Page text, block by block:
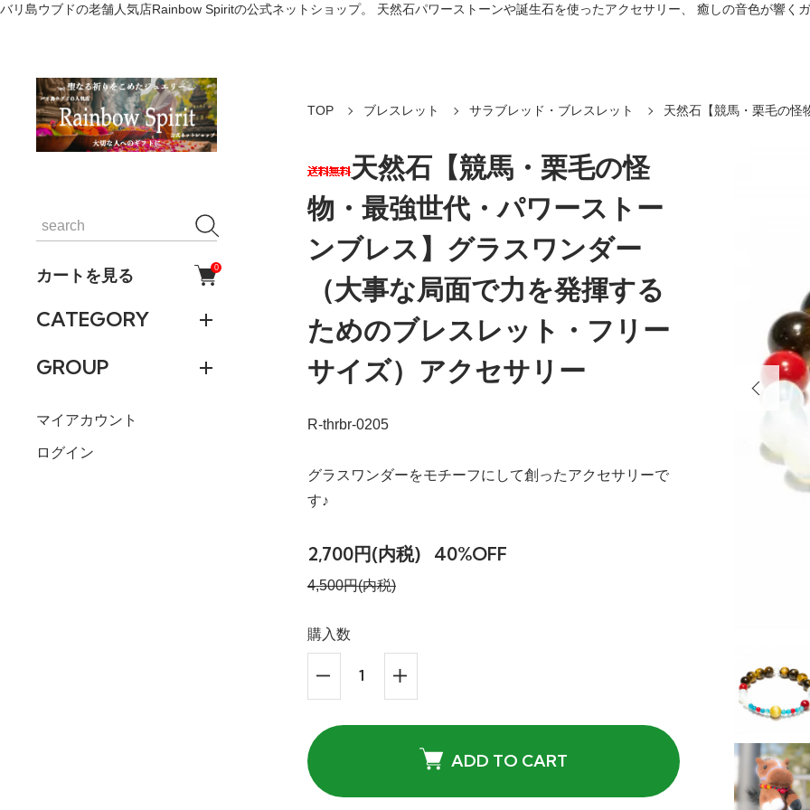
バリ島ウブドの老舗人気店Rainbow Spiritの公式ネットショップ。 天然石パワーストーンや誕生石を使ったアクセサリー、 癒しの音色が響く
カートを見る 0
CATEGORY
GROUP
マイアカウント
ログイン
TOP ブレスレット サラブレッド・ブレスレット 天然石【競馬・栗毛の怪
天然石【競馬・栗毛の怪
物・最強世代・パワーストー
ンブレス】グラスワンダー
（大事な局面で力を発揮する
ためのブレスレット・フリー
サイズ）アクセサリー
R-thrbr-0205
グラスワンダーをモチーフにして創ったアクセサリーで
す♪
2,700円(内税) 40%OFF
4,500円(内税)
購入数
ADD TO CART